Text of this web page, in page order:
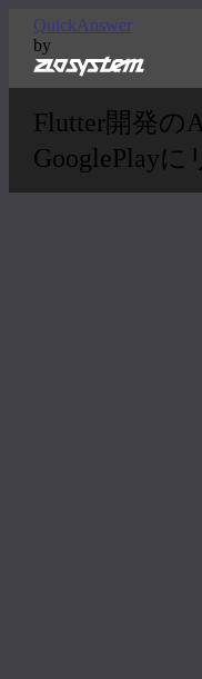
QuickAnswer
by
Flutter開発の
GooglePlayに